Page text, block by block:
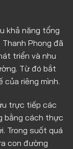
khả năng tổng
Phong đã
triển và nhu
Từ đó bắt
riêng mình.
trực tiếp các
bằng cách thực
Trong suốt quá
con đường